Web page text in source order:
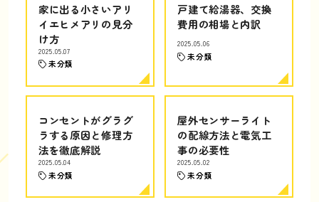
家に出る小さいアリ
イエヒメアリの見分
け方
2025.05.07
未分類
戸建て給湯器、交換
費用の相場と内訳
2025.05.06
未分類
コンセントがグラグ
ラする原因と修理方
法を徹底解説
2025.05.04
未分類
屋外センサーライト
の配線方法と電気工
事の必要性
2025.05.02
未分類